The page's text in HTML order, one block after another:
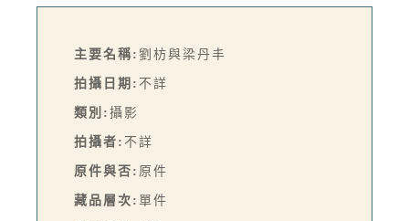
主要名稱: 劉枋與梁丹丰
拍攝日期: 不詳
類別: 攝影
拍攝者: 不詳
原件與否: 原件
藏品層次: 單件